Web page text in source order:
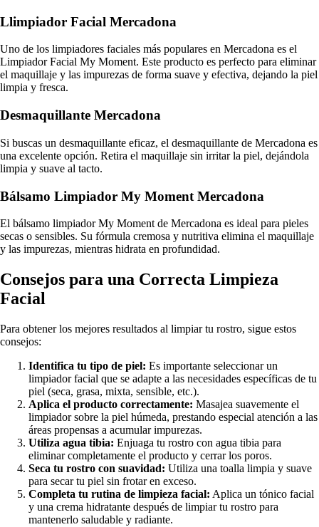
Llimpiador Facial Mercadona
Uno de los limpiadores faciales más populares en Mercadona es el
Limpiador Facial My Moment. Este producto es perfecto para eliminar
el maquillaje y las impurezas de forma suave y efectiva, dejando la piel
limpia y fresca.
Desmaquillante Mercadona
Si buscas un desmaquillante eficaz, el desmaquillante de Mercadona es
una excelente opción. Retira el maquillaje sin irritar la piel, dejándola
limpia y suave al tacto.
Bálsamo Limpiador My Moment Mercadona
El bálsamo limpiador My Moment de Mercadona es ideal para pieles
secas o sensibles. Su fórmula cremosa y nutritiva elimina el maquillaje
y las impurezas, mientras hidrata en profundidad.
Consejos para una Correcta Limpieza
Facial
Para obtener los mejores resultados al limpiar tu rostro, sigue estos
consejos:
Identifica tu tipo de piel: Es importante seleccionar un
limpiador facial que se adapte a las necesidades específicas de tu
piel (seca, grasa, mixta, sensible, etc.).
Aplica el producto correctamente: Masajea suavemente el
limpiador sobre la piel húmeda, prestando especial atención a las
áreas propensas a acumular impurezas.
Utiliza agua tibia: Enjuaga tu rostro con agua tibia para
eliminar completamente el producto y cerrar los poros.
Seca tu rostro con suavidad: Utiliza una toalla limpia y suave
para secar tu piel sin frotar en exceso.
Completa tu rutina de limpieza facial: Aplica un tónico facial
y una crema hidratante después de limpiar tu rostro para
mantenerlo saludable y radiante.